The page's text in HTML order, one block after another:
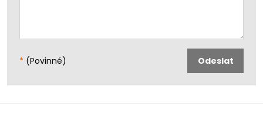
* (Povinné) Odeslat